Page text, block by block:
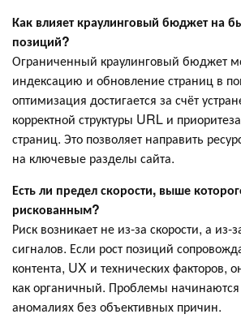
Как влияет краулинговый бюджет на
позиций?
Ограниченный краулинговый бюджет
индексацию и обновление страниц в
оптимизация достигается за счёт
корректной структуры URL и
страниц. Это позволяет направить
на ключевые разделы сайта.
Есть ли предел скорости, выше
рискованным?
Риск возникает не из-за скорости, а из-
сигналов. Если рост позиций
контента, UX и технических факторов,
как органичный. Проблемы начинаются
аномалиях без объективных причин.